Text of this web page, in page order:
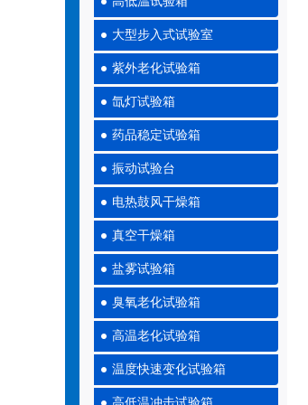
大型步入式试验室
紫外老化试验箱
氙灯试验箱
药品稳定试验箱
振动试验台
电热鼓风干燥箱
真空干燥箱
盐雾试验箱
臭氧老化试验箱
高温老化试验箱
温度快速变化试验箱